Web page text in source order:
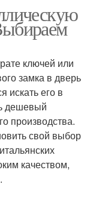
ключей или
замка в дверь
искать его в
дешевый
производства.
свой выбор
качеством,